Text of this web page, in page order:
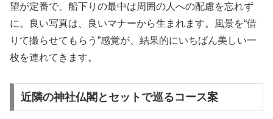
望が定番で、船下りの最中は周囲の人への配慮を忘れず
に。良い写真は、良いマナーから生まれます。風景を“借
りて撮らせてもらう”感覚が、結果的にいちばん美しい一
枚を連れてきます。
近隣の神社仏閣とセットで巡るコース案